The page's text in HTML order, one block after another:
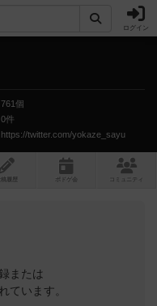
ログイン
761個
0件
https://twitter.com/yokaze_sayu
稿履歴 ボ ドゲ コミュニティ
または
ています。